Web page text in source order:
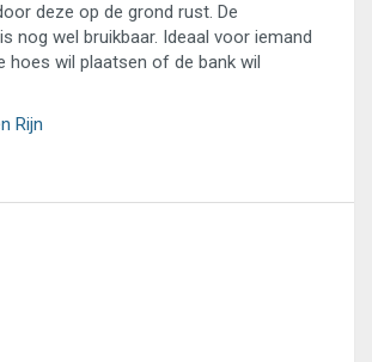
deze op de grond rust. De
nog wel bruikbaar. Ideaal voor iemand
hoes wil plaatsen of de bank wil
Rijn